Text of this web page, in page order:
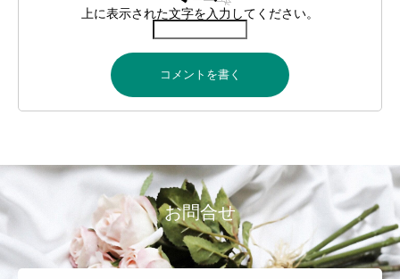
上に表示された文字を入力してください。
お問合せ